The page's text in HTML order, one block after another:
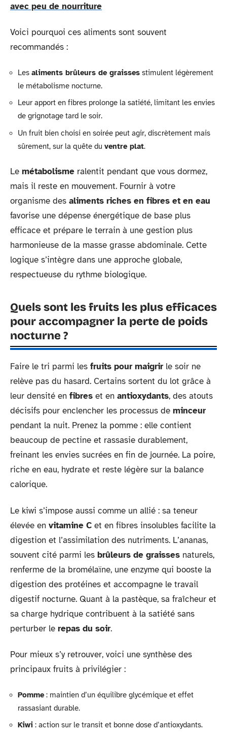
avec peu de nourriture
Voici pourquoi ces aliments sont souvent
recommandés :
Les aliments brûleurs de graisses stimulent légèrement
le métabolisme nocturne.
Leur apport en fibres prolonge la satiété, limitant les envies
de grignotage tard le soir.
Un fruit bien choisi en soirée peut agir, discrètement mais
sûrement, sur la quête du ventre plat.
Le métabolisme ralentit pendant que vous dormez,
mais il reste en mouvement. Fournir à votre
organisme des aliments riches en fibres et en eau
favorise une dépense énergétique de base plus
efficace et prépare le terrain à une gestion plus
harmonieuse de la masse grasse abdominale. Cette
logique s’intègre dans une approche globale,
respectueuse du rythme biologique.
Quels sont les fruits les plus efficaces
pour accompagner la perte de poids
nocturne ?
Faire le tri parmi les fruits pour maigrir le soir ne
relève pas du hasard. Certains sortent du lot grâce à
leur densité en fibres et en antioxydants, des atouts
décisifs pour enclencher les processus de minceur
pendant la nuit. Prenez la pomme : elle contient
beaucoup de pectine et rassasie durablement,
freinant les envies sucrées en fin de journée. La poire,
riche en eau, hydrate et reste légère sur la balance
calorique.
Le kiwi s’impose aussi comme un allié : sa teneur
élevée en vitamine C et en fibres insolubles facilite la
digestion et l’assimilation des nutriments. L’ananas,
souvent cité parmi les brûleurs de graisses naturels,
renferme de la bromélaïne, une enzyme qui booste la
digestion des protéines et accompagne le travail
digestif nocturne. Quant à la pastèque, sa fraîcheur et
sa charge hydrique contribuent à la satiété sans
perturber le repas du soir.
Pour mieux s’y retrouver, voici une synthèse des
principaux fruits à privilégier :
Pomme: maintien d’un équilibre glycémique et effet
rassasiant durable.
Kiwi : action sur le transit et bonne dose d’antioxydants.